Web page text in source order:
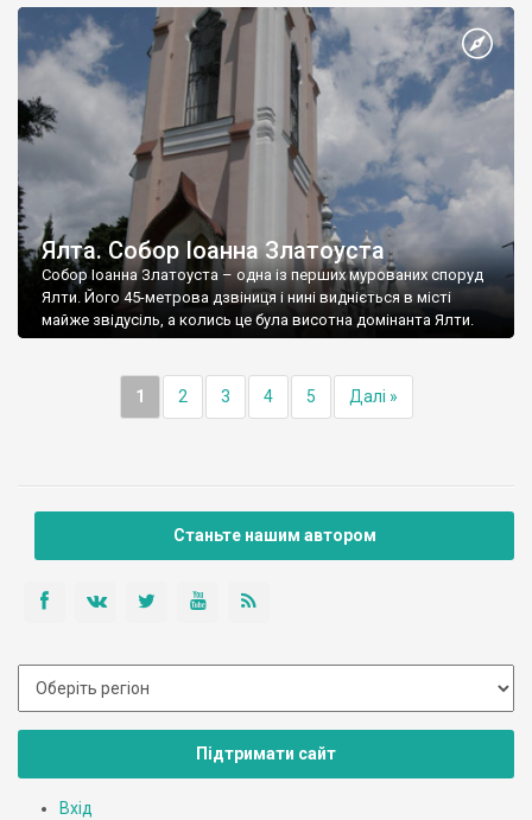
Ялта. Собор Іоанна Златоуста
Собор Іоанна Златоуста – одна із перших мурованих споруд
Ялти. Його 45-метрова дзвіниця і нині видніється в місті
майже звідусіль, а колись це була висотна домінанта Ялти.
1 2 3 4 5 Далі »
Станьте нашим автором
Підтримати сайт
Вхід